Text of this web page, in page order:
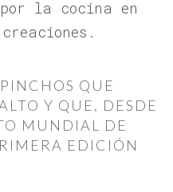
la cocina en
QUE
Y QUE, DESDE
MUNDIAL DE
EDICIÓN